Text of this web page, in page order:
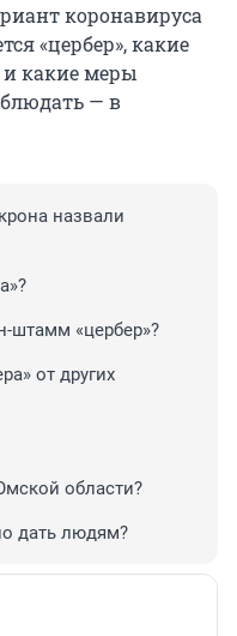
коронавируса
«цербер», какие
какие меры
— в
назвали
штамм «цербер»?
от других
области?
дать людям?